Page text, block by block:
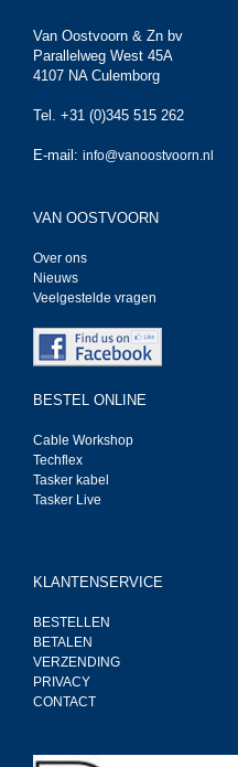
Van Oostvoorn & Zn bv
Parallelweg West 45A
4107 NA Culemborg
Tel. +31 (0)345 515 262
E-mail: info@vanoostvoorn.nl
VAN OOSTVOORN
Over ons
Nieuws
Veelgestelde vragen
BESTEL ONLINE
Cable Workshop
Techflex
Tasker kabel
Tasker Live
KLANTENSERVICE
BESTELLEN
BETALEN
VERZENDING
PRIVACY
CONTACT